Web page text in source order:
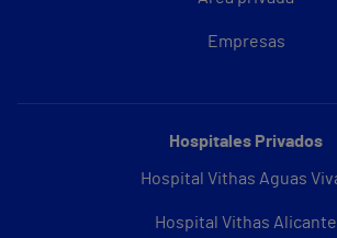
Empresas
Hospitales Privados
Hospital Vithas Aguas
Hospital Vithas Alicante